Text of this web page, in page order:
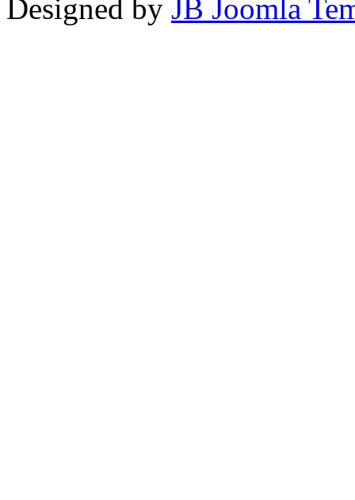
Designed by JB Joomla